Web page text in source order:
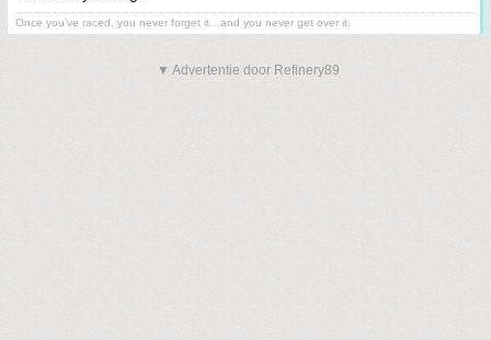
Once you’ve raced, you never forget it…and you never get over it.
▼ Advertentie door Refinery89